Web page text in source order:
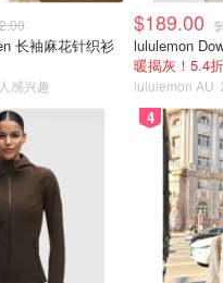
家居饰品。虽然一眼就相
手！思前想后，觉得一枚
以别在大衣、西装、毛衣上
针能改变整体造型，而且
我会专门写一篇文章的。
Polo Ralph Lauren 长袖麻花针织衫
感兴趣
$189.00
暖揭灰！5.4折
lululemon AU
4